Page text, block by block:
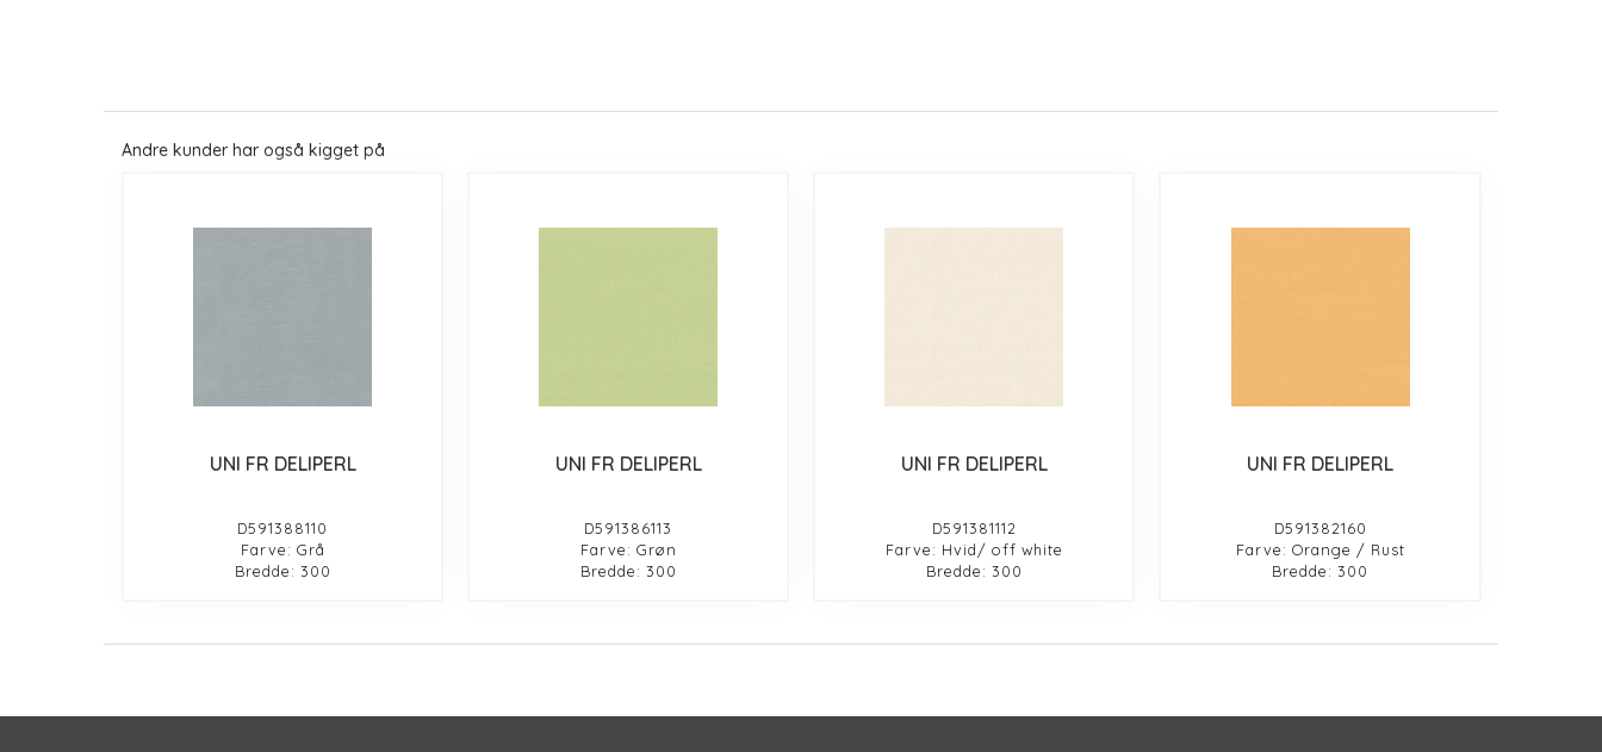
Andre kunder har også kigget på
UNI FR DELIPERL
D591388110
Farve: Grå
Bredde: 300
UNI FR DELIPERL
D591386113
Farve: Grøn
Bredde: 300
UNI FR DELIPERL
D591381112
Farve: Hvid/ off white
Bredde: 300
UNI FR DELIPERL
D591382160
Farve: Orange / Rust
Bredde: 300